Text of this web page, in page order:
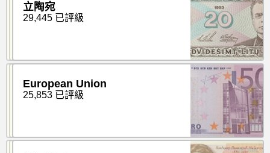
立陶宛
29,445 已評級
European Union
25,853 已評級